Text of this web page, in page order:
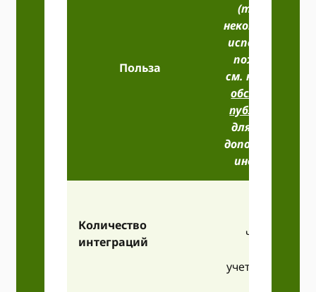
Польза
(только для
использования,
пожалуйста,
см. наш
обслуживания
публичного API
для получения
информации)
Количество
интеграций
что такое
учетные